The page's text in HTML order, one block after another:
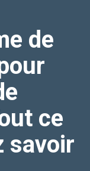
de
ce
savoir